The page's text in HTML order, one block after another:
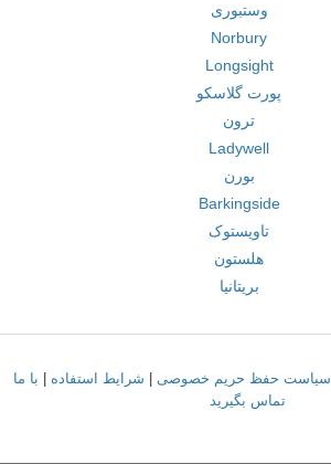
وستبوری
Norbury
Longsight
پورت گلاسکو
ترون
Ladywell
بورن
Barkingside
تاویستوک
هلستون
بریتانیا
سیاست حفظ حریم خصوصی شرایط استفاده
با ما
تماس بگیرید